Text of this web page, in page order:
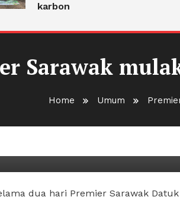
karbon
Sarawak
Home Umum
dua hari Premier Sarawak